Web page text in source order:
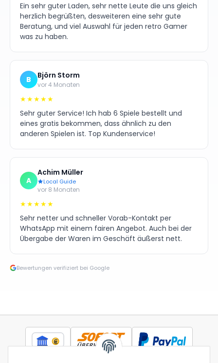
Ein sehr guter Laden, sehr nette Leute die uns gleich
herzlich begrüßten, desweiteren eine sehr gute
Beratung, und viel Auswahl für jeden retro Gamer
was zu haben.
B Björn Storm
vor 4 Monaten
★★★★★
Sehr guter Service! Ich hab 6 Spiele bestellt und
eines gratis bekommen, dass ähnlich zu den
anderen Spielen ist. Top Kundenservice!
A
Achim Müller
Local Guide
vor 8 Monaten
★★★★★
Sehr netter und schneller Vorab-Kontakt per
WhatsApp mit einem fairen Angebot. Auch bei der
Übergabe der Waren im Geschäft äußerst nett.
Bewertungen verifiziert bei Google